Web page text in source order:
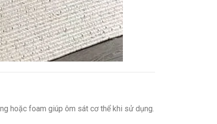
hoặc foam giúp ôm sát cơ thể khi sử dụng.